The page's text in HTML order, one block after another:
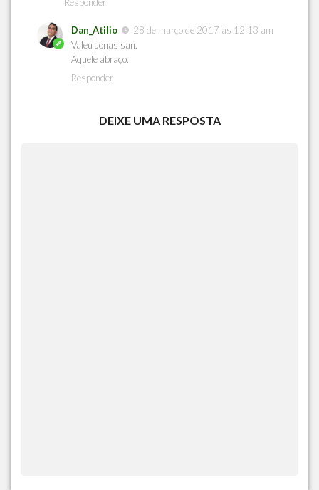
Dan_Atilio
28 de março de 2017 às 12:13 am
Valeu Jonas san.
Aquele abraço.
Responder
DEIXE UMA RESPOSTA